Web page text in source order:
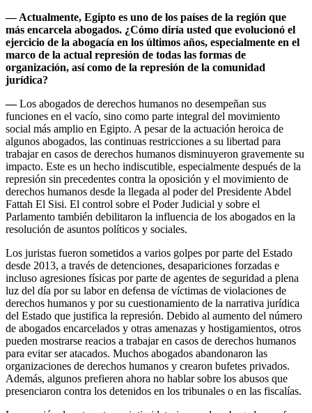
—Actualmente, Egipto es uno de los países de la región que
más encarcela abogados. ¿Cómo diría usted que evolucionó el
ejercicio de la abogacía en los últimos años, especialmente en el
marco de la actual represión de todas las formas de
organización, así como de la represión de la comunidad
jurídica?
—Los abogados de derechos humanos no desempeñan sus
funciones en el vacío, sino como parte integral del movimiento
social más amplio en Egipto. A pesar de la actuación heroica de
algunos abogados, las continuas restricciones a su libertad para
trabajar en casos de derechos humanos disminuyeron gravemente su
impacto. Este es un hecho indiscutible, especialmente después de la
represión sin precedentes contra la oposición y el movimiento de
derechos humanos desde la llegada al poder del Presidente Abdel
Fattah El Sisi. El control sobre el Poder Judicial y sobre el
Parlamento también debilitaron la influencia de los abogados en la
resolución de asuntos políticos y sociales.
Los juristas fueron sometidos a varios golpes por parte del Estado
desde 2013, a través de detenciones, desapariciones forzadas e
incluso agresiones físicas por parte de agentes de seguridad a plena
luz del día por su labor en defensa de víctimas de violaciones de
derechos humanos y por su cuestionamiento de la narrativa jurídica
del Estado que justifica la represión. Debido al aumento del número
de abogados encarcelados y otras amenazas y hostigamientos, otros
pueden mostrarse reacios a trabajar en casos de derechos humanos
para evitar ser atacados. Muchos abogados abandonaron las
organizaciones de derechos humanos y crearon bufetes privados.
Además, algunos prefieren ahora no hablar sobre los abusos que
presenciaron contra los detenidos en los tribunales o en las fiscalías.